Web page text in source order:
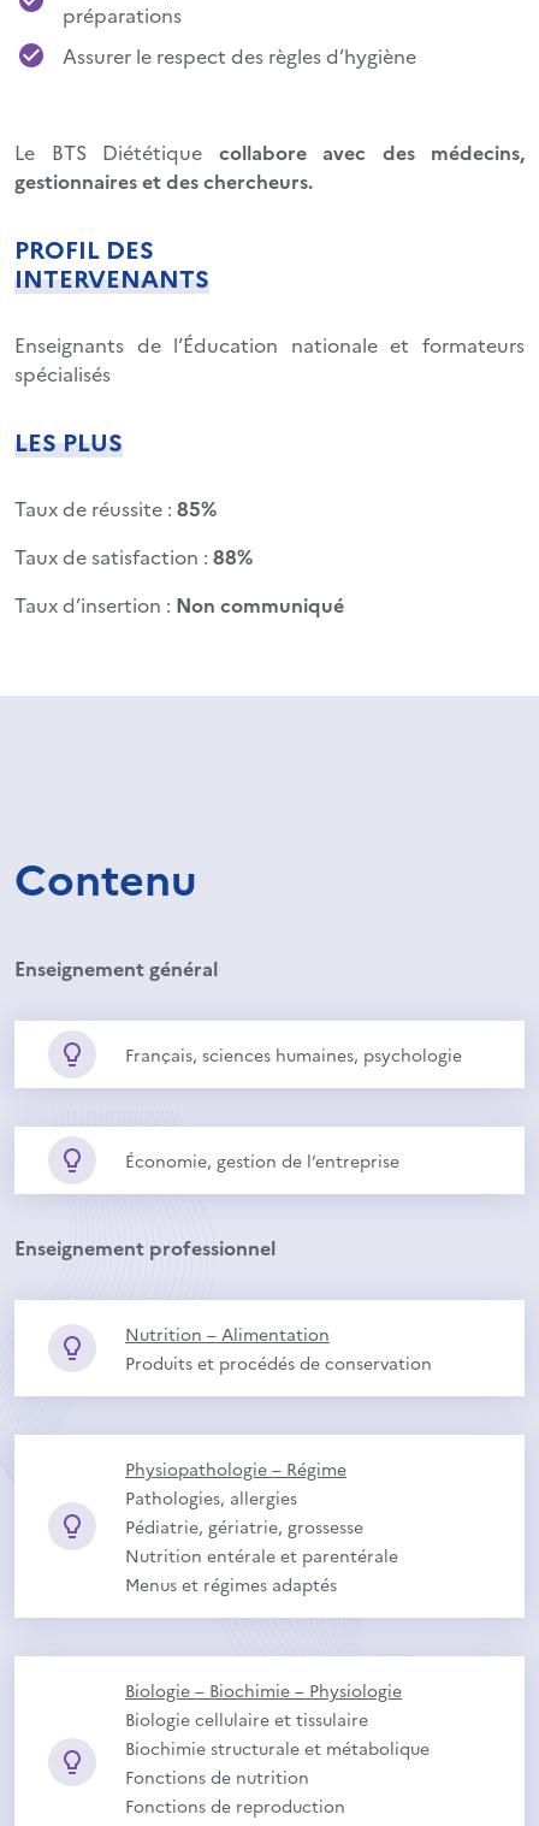
préparations
Assurer le respect des règles d’hygiène
Le BTS Diététique collabore avec des médecins,
gestionnaires et des chercheurs.
PROFIL DES
INTERVENANTS
Enseignants de l’Éducation nationale et formateurs
spécialisés
LES PLUS
Taux de réussite : 85%
Taux de satisfaction : 88%
Taux d’insertion : Non communiqué
Contenu
Enseignement général
Français, sciences humaines, psychologie
Économie, gestion de l’entreprise
Enseignement professionnel
Nutrition – Alimentation
Produits et procédés de conservation
Physiopathologie – Régime
Pathologies, allergies
Pédiatrie, gériatrie, grossesse
Nutrition entérale et parentérale
Menus et régimes adaptés
Biologie – Biochimie – Physiologie
Biologie cellulaire et tissulaire
Biochimie structurale et métabolique
Fonctions de nutrition
Fonctions de reproduction